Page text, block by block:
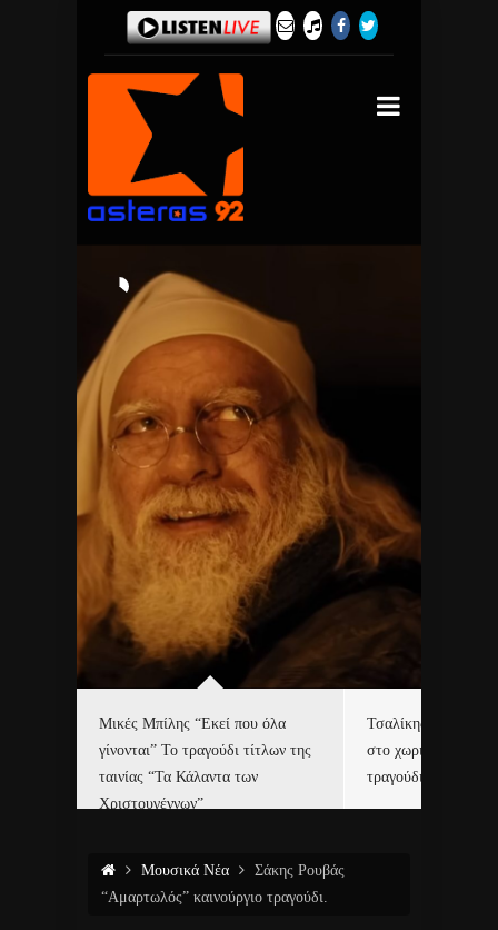
Μικές Μπίλης “Εκεί που όλα
γίνονται” Το τραγούδι τίτλων της
ταινίας “Τα Κάλαντα των
Χριστουγέννων”
Τσαλίκης,
στο χωριό του Άι
τραγούδι και video
Μουσικά Νέα
Σάκης Ρουβάς
“Αμαρτωλός” καινούργιο τραγούδι.